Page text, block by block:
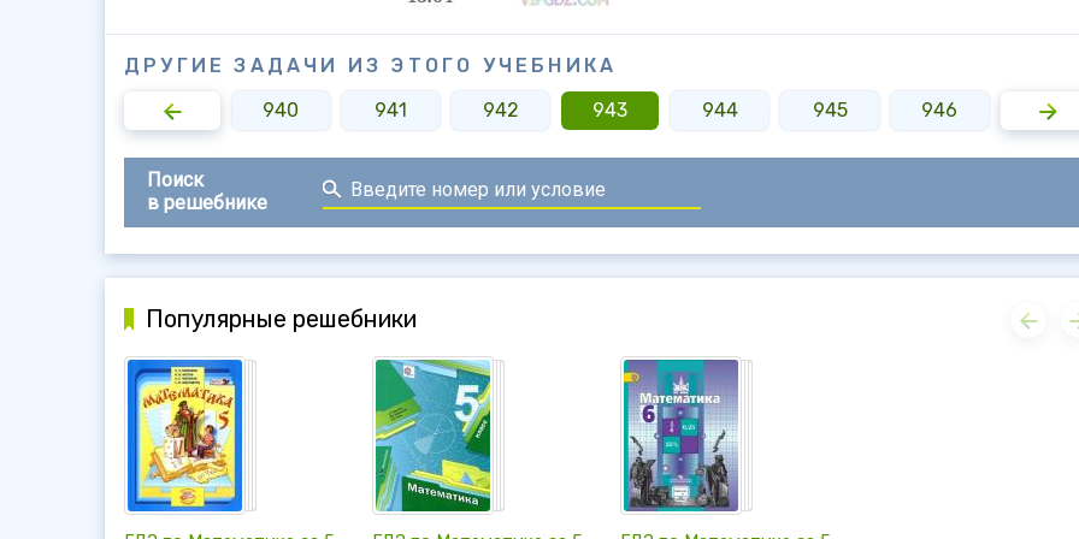
ДРУГИЕ ЗАДАЧИ ИЗ ЭТОГО УЧЕБНИКА
939 940 941 942 943 944 945 946 947
Поиск
в решебнике
Популярные решебники